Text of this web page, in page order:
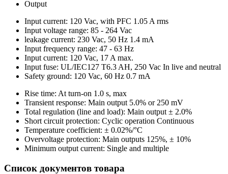
Output
Input current: 120 Vac, with PFC 1.05 A rms
Input voltage range: 85 - 264 Vac
leakage current: 230 Vac, 50 Hz 1.4 mA
Input frequency range: 47 - 63 Hz
Input current: 120 Vac, 17 A max.
Input fuse: UL/IEC127 T6.3 AH, 250 Vac In live and neutral
Safety ground: 120 Vac, 60 Hz 0.7 mA
Rise time: At turn-on 1.0 s, max
Transient response: Main output 5.0% or 250 mV
Total regulation (line and load): Main output ± 2.0%
Short circuit protection: Cyclic operation Continuous
Temperature coefficient: ± 0.02%/°C
Overvoltage protection: Main outputs 125%, ± 10%
Minimum output current: Single and multiple
Список документов товара